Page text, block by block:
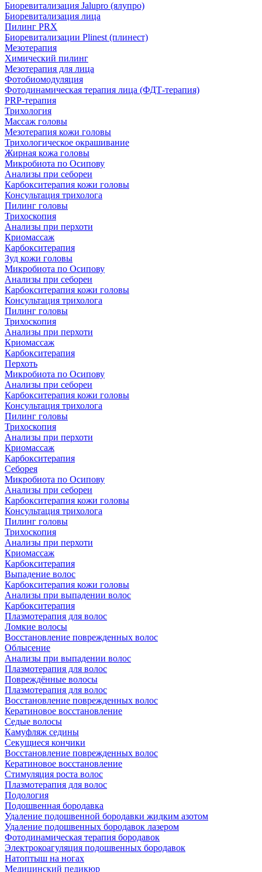
Биоревитализация Jalupro (ялупро)
Биоревитализация лица
Пилинг PRX
Биоревитализации Plinest (плинест)
Мезотерапия
Химический пилинг
Мезотерапия для лица
Фотобиомодуляция
Фотодинамическая терапия лица (ФДТ-терапия)
PRP-терапия
Трихология
Массаж головы
Мезотерапия кожи головы
Трихологическое окрашивание
Жирная кожа головы
Микробиота по Осипову
Анализы при себореи
Карбокситерапия кожи головы
Консультация трихолога
Пилинг головы
Трихоскопия
Анализы при перхоти
Криомассаж
Карбокситерапия
Зуд кожи головы
Микробиота по Осипову
Анализы при себореи
Карбокситерапия кожи головы
Консультация трихолога
Пилинг головы
Трихоскопия
Анализы при перхоти
Криомассаж
Карбокситерапия
Перхоть
Микробиота по Осипову
Анализы при себореи
Карбокситерапия кожи головы
Консультация трихолога
Пилинг головы
Трихоскопия
Анализы при перхоти
Криомассаж
Карбокситерапия
Себорея
Микробиота по Осипову
Анализы при себореи
Карбокситерапия кожи головы
Консультация трихолога
Пилинг головы
Трихоскопия
Анализы при перхоти
Криомассаж
Карбокситерапия
Выпадение волос
Карбокситерапия кожи головы
Анализы при выпадении волос
Карбокситерапия
Плазмотерапия для волос
Ломкие волосы
Восстановление поврежденных волос
Облысение
Анализы при выпадении волос
Плазмотерапия для волос
Повреждённые волосы
Плазмотерапия для волос
Восстановление поврежденных волос
Кератиновое восстановление
Седые волосы
Камуфляж седины
Секущиеся кончики
Восстановление поврежденных волос
Кератиновое восстановление
Стимуляция роста волос
Плазмотерапия для волос
Подология
Подошвенная бородавка
Удаление подошвенной бородавки жидким азотом
Удаление подошвенных бородавок лазером
Фотодинамическая терапия бородавок
Электрокоагуляция подошвенных бородавок
Натоптыш на ногах
Медицинский педикюр